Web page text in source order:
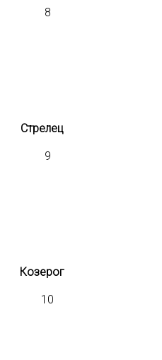
Стрелец
Козерог